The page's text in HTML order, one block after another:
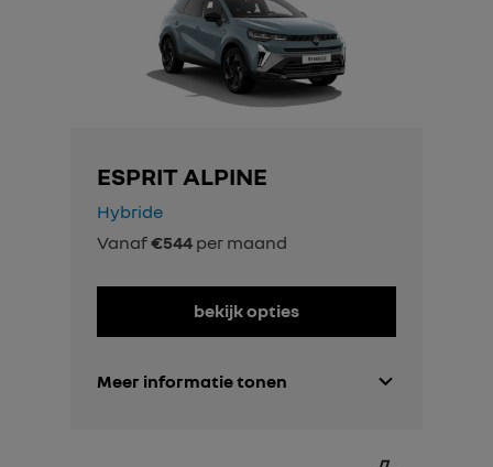
ESPRIT ALPINE
Hybride
Vanaf€544 per maand
bekijk opties
Meer informatie tonen